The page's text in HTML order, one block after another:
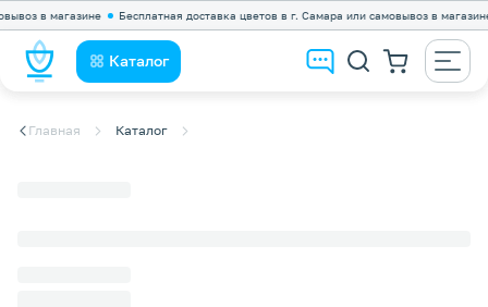
в магазине Бесплатная доставка цветов в г. Самара или самовывоз в магазине
Каталог
Главная Каталог